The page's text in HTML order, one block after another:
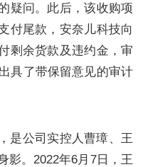
疑问。此后，该收购项
付尾款，安奈儿科技向
剩余货款及违约金，审
具了带保留意见的审计
是公司实控人曹璋、王
影。2022年6月7日，王